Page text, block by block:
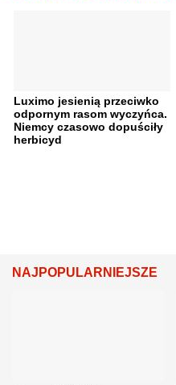
Luximo jesienią przeciwko
odpornym rasom wyczyńca.
Niemcy czasowo dopuściły
herbicyd
NAJPOPULARNIEJSZE